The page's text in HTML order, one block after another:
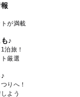
が満載
♪
泊旅！
厳選
りへ！
よう